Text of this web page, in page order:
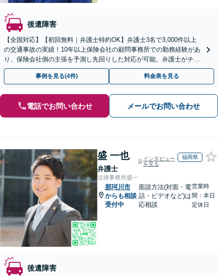
後遺障害
【全国対応】【初回無料｜弁護士特約OK】弁護士3名で3,000件以上
の交通事故の実績！10年以上保険会社の顧問事務所での勤務経験があ
り、保険会社側の主張を予測し先回りした対応が可能。弁護士がチー
ムとなり示談交渉、休業損害、後遺障害等に対応。
事例を見る(4件) 料金表を見る
電話でお問い合わせ メールでお問い合わせ
盛 一也
弁護士
インタビュー
を見る
福岡県
法律事務所盛一
那珂川市
からも相談
受付中
面談方法(対面・電
話・ビデオなど)は
応相談
営業時
間：本日
定休日
後遺障害